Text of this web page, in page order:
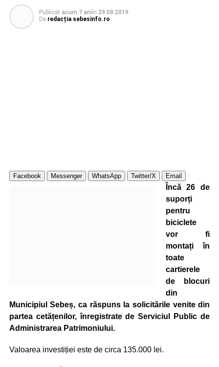
Publicat acum 7 aniîn 29.08.2019
De redacția sebesinfo.ro
Facebook Messenger WhatsApp Twitter/X Email
Încă 26 de
suporți
pentru
biciclete
vor fi
montați în
toate
cartierele
de blocuri
din
Municipiul Sebeș, ca răspuns la solicitările venite din
partea cetățenilor,înregistrate de Serviciul Public de
Administrarea Patrimoniului.
Valoarea investiției este de circa 135.000 lei.